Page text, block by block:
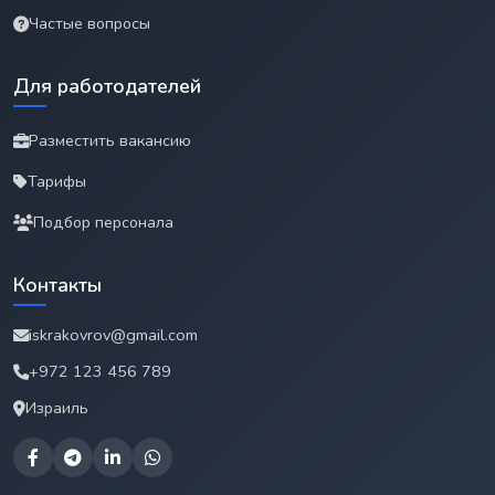
Частые вопросы
Для работодателей
Разместить вакансию
Тарифы
Подбор персонала
Контакты
iskrakovrov@gmail.com
+972 123 456 789
Израиль